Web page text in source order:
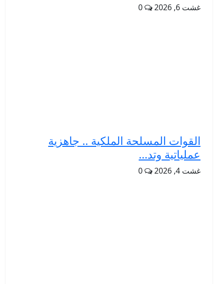
غشت 6, 2026 0
القوات المسلحة الملكية .. جاهزية
عملياتية وتد...
غشت 4, 2026 0